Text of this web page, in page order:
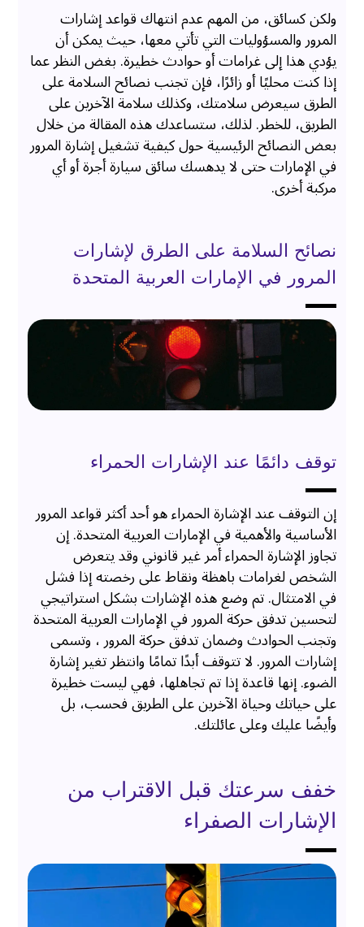
ولكن كسائق، من المهم عدم انتهاك قواعد إشارات
المرور والمسؤوليات التي تأتي معها، حيث يمكن أن
يؤدي هذا إلى غرامات أو حوادث خطيرة. بغض النظر عما
إذا كنت محليًا أو زائرًا، فإن تجنب نصائح السلامة على
الطرق سيعرض سلامتك، وكذلك سلامة الآخرين على
الطريق، للخطر. لذلك، ستساعدك هذه المقالة من خلال
بعض النصائح الرئيسية حول كيفية تشغيل إشارة المرور
في الإمارات حتى لا يدهسك سائق سيارة أجرة أو أي
مركبة أخرى.
نصائح السلامة على الطرق لإشارات
المرور في الإمارات العربية المتحدة
توقف دائمًا عند الإشارات الحمراء
إن التوقف عند الإشارة الحمراء هو أحد أكثر قواعد المرور
الأساسية والأهمية في الإمارات العربية المتحدة. إن
تجاوز الإشارة الحمراء أمر غير قانوني وقد يتعرض
الشخص لغرامات باهظة ونقاط على رخصته إذا فشل
في الامتثال. تم وضع هذه الإشارات بشكل استراتيجي
لتحسين تدفق حركة المرور في الإمارات العربية المتحدة
وتجنب الحوادث وضمان تدفق حركة المرور ، وتسمى
إشارات المرور. لا تتوقف أبدًا تمامًا وانتظر تغير إشارة
الضوء. إنها قاعدة إذا تم تجاهلها، فهي ليست خطيرة
على حياتك وحياة الآخرين على الطريق فحسب، بل
وأيضًا عليك وعلى عائلتك.
خفف سرعتك قبل الاقتراب من
الإشارات الصفراء